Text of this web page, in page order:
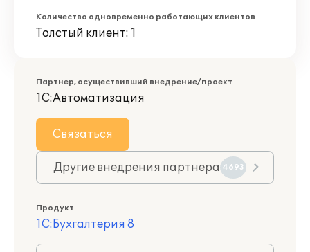
Количество одновременно работающих клиентов
Толстый клиент: 1
Партнер, осуществивший внедрение/проект
1С:Автоматизация
Связаться
Другие внедрения партнера 4693
Продукт
1С:Бухгалтерия 8